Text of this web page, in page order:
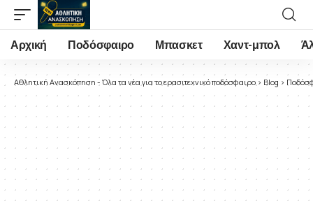
Αρχική Ποδόσφαιρο Μπασκετ Χαντ-μπολ
Αθλητική Ανασκόπηση - Όλα τα νέα για το ερασιτεχνικό ποδόσφαιρο> Blog >